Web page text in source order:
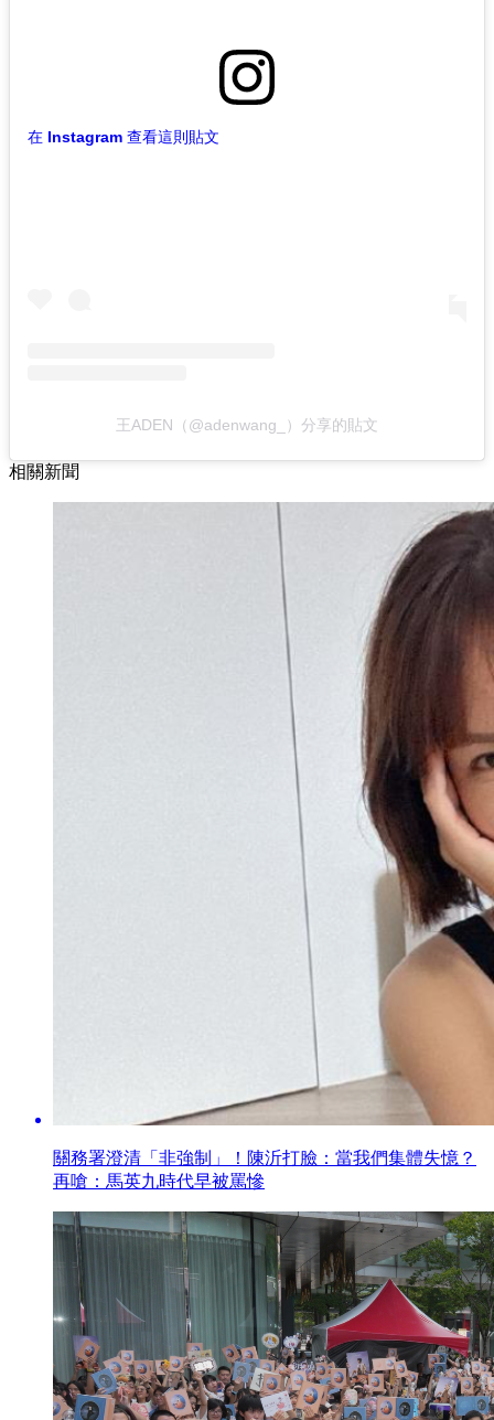
在 Instagram 查看這則貼文
王ADEN（@adenwang_）分享的貼文
相關新聞
關務署澄清「非強制」！陳沂打臉：當我們集體失憶？
再嗆：馬英九時代早被罵慘